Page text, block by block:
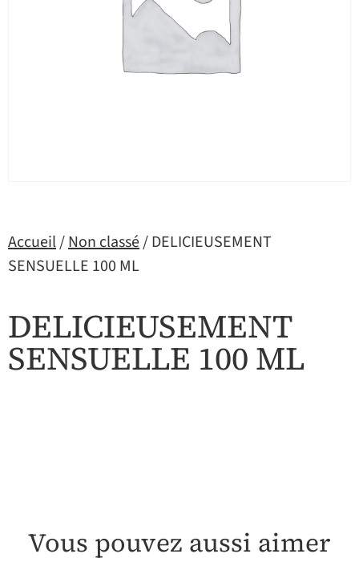
Accueil/Non classé/ DELICIEUSEMENT
SENSUELLE 100 ML
DELICIEUSEMENT
SENSUELLE 100 ML
Vous pouvez aussi aimer